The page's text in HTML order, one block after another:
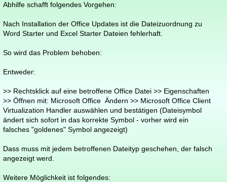
Abhilfe schafft folgendes Vorgehen:
Nach Installation der Office Updates ist die Dateizuordnung zu
Word Starter und Excel Starter Dateien fehlerhaft.
So wird das Problem behoben:
Entweder:
>> Rechtsklick auf eine betroffene Office Datei >> Eigenschaften
>> Öffnen mit: Microsoft Office Ändern >> Microsoft Office Client
Virtualization Handler auswählen und bestätigen (Dateisymbol
ändert sich sofort in das korrekte Symbol - vorher wird ein
falsches "goldenes" Symbol angezeigt)
Dass muss mit jedem betroffenen Dateityp geschehen, der falsch
angezeigt werd.
Weitere Möglichkeit ist folgendes: